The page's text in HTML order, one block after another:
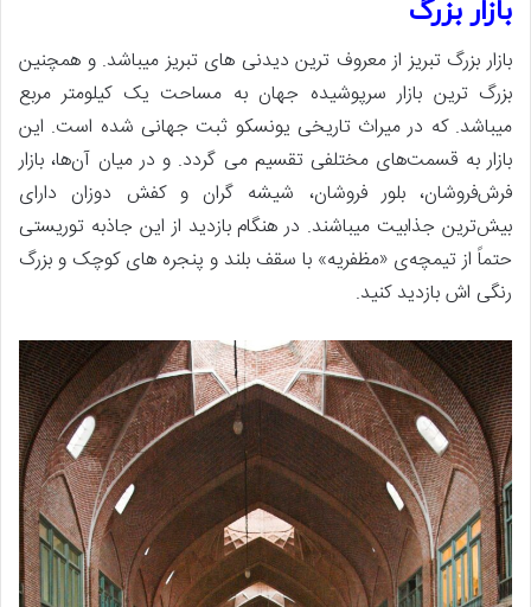
بازار بزرگ
بازار بزرگ تبریز از معروف ترین دیدنی های تبریز میباشد. و همچنین
بزرگ ترین بازار سرپوشیده جهان به مساحت یک کیلومتر مربع
میباشد. که در میراث تاریخی یونسکو ثبت جهانی شده است. این
بازار به قسمت‌های مختلفی تقسیم می گردد. و در میان آن‌ها، بازار
فرش‌فروشان، بلور فروشان، شیشه گران و کفش دوزان دارای
بیش‌ترین جذابیت میباشند. در هنگام بازدید از این جاذبه توریستی
حتماً از تیمچه‌ی «مظفریه» با سقف بلند و پنجره های کوچک و بزرگ
رنگی اش بازدید کنید.